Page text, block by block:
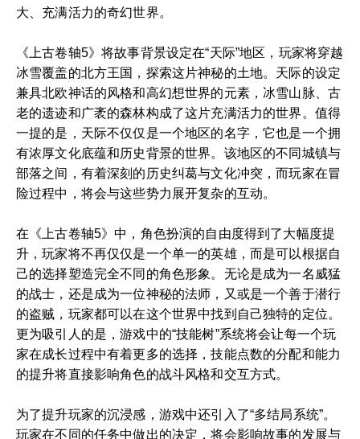
大、充满活力的奇幻世界。
《上古卷轴5》将故事背景设定在“天际”地区，玩家将穿越
冰雪覆盖的北方王国，探索这片神秘的土地。天际的设定
兼具北欧神话的风格和高幻想世界的元素，冰雪山脉、古
老的遗迹和广袤的森林构成了这片充满活力的世界。值得
一提的是，天际不仅仅是一个地区的名字，它也是一个拥
有浓厚文化底蕴和历史背景的世界。该地区的不同城镇与
部落之间，有着深刻的历史纠葛与文化冲突，而玩家在冒
险过程中，将会与这些势力展开复杂的互动。
在《上古卷轴5》中，角色扮演的自由度得到了大幅度提
升，玩家将不再仅仅是一个单一的英雄，而是可以根据自
己的选择塑造完全不同的角色形象。无论是成为一名威猛
的战士，还是成为一位神秘的法师，又或是一个善于潜行
的盗贼，玩家都可以在这个世界中找到自己独特的定位。
更为吸引人的是，游戏中的“技能树”系统将会让每一个玩
家在成长过程中有着更多的选择，技能点数的分配和能力
的提升将直接影响角色的战斗风格和交互方式。
为了提升玩家的沉浸感，游戏中还引入了“多结局系统”。
玩家在不同的任务中做出的决定，将会影响故事的发展与